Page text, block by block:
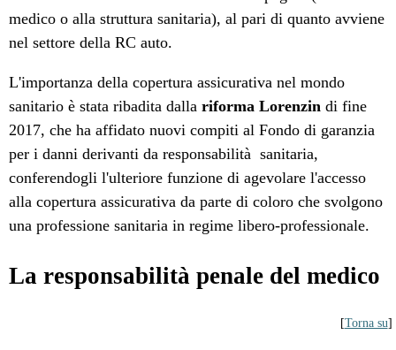
medico o alla struttura sanitaria), al pari di quanto avviene
nel settore della RC auto.
L'importanza della copertura assicurativa nel mondo
sanitario è stata ribadita dallariforma Lorenzin di fine
2017, che ha affidato nuovi compiti al Fondo di garanzia
per i danni derivanti da responsabilità sanitaria,
conferendogli l'ulteriore funzione di agevolare l'accesso
alla copertura assicurativa da parte di coloro che svolgono
una professione sanitaria in regime libero-professionale.
La responsabilità penale del medico
[Torna su]